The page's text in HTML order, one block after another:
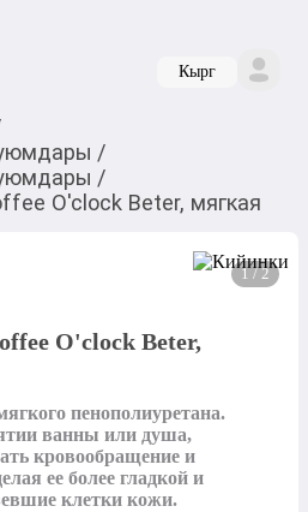
Кырг
/
/
O'clock Beter, мягкая
1 / 2
O'clock Beter,
пенополиуретана.
ванны или душа,
кровообращение и
ее более гладкой и
клетки кожи.